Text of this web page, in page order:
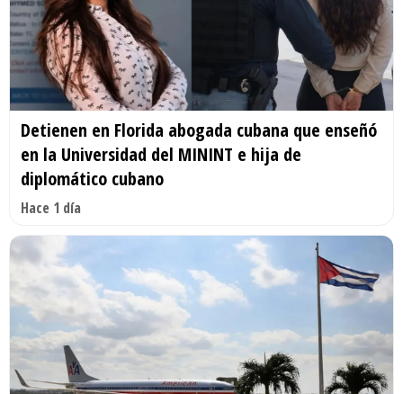
Detienen en Florida abogada cubana que enseñó
en la Universidad del MININT e hija de
diplomático cubano
Hace 1 día